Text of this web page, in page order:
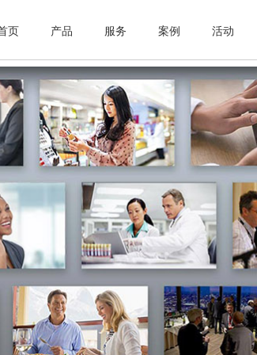
页 产品 服务 案例 活动